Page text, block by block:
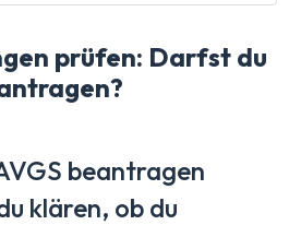
prüfen: Darfst du
beantragen
klären, ob du